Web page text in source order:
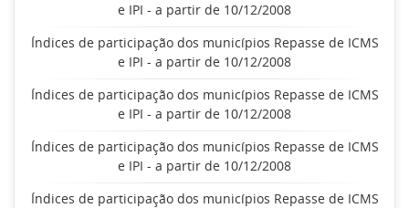
e IPI - a partir de 10/12/2008
Índices de participação dos municípios Repasse de ICMS
e IPI - a partir de 10/12/2008
Índices de participação dos municípios Repasse de ICMS
e IPI - a partir de 10/12/2008
Índices de participação dos municípios Repasse de ICMS
e IPI - a partir de 10/12/2008
Índices de participação dos municípios Repasse de ICMS